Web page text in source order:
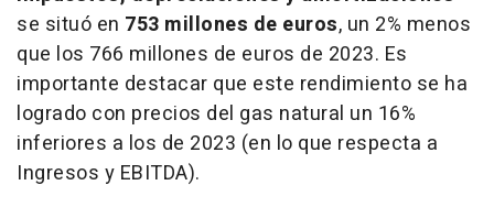
se situó en 753 millones de euros, un 2% menos
que los 766 millones de euros de 2023. Es
importante destacar que este rendimiento se ha
logrado con precios del gas natural un 16%
inferiores a los de 2023 (en lo que respecta a
Ingresos y EBITDA).